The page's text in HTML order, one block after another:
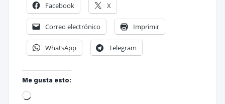
Facebook X
Correo electrónico Imprimir
WhatsApp Telegram
Me gusta esto: